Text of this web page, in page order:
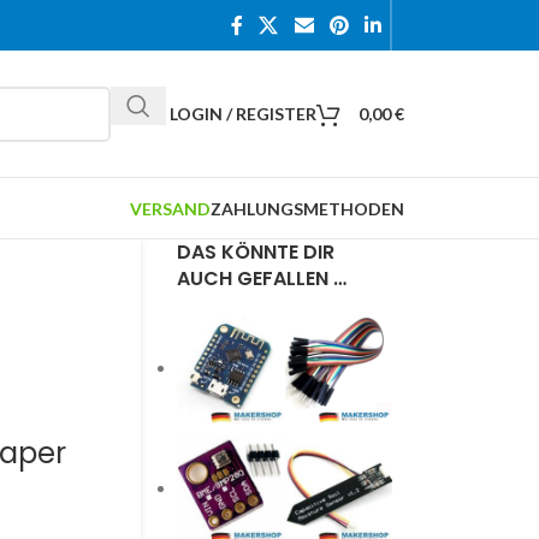
LOGIN / REGISTER 0,00€
VERSANDZAHLUNGSMETHODEN
DAS KÖNNTE DIR
AUCH GEFALLEN …